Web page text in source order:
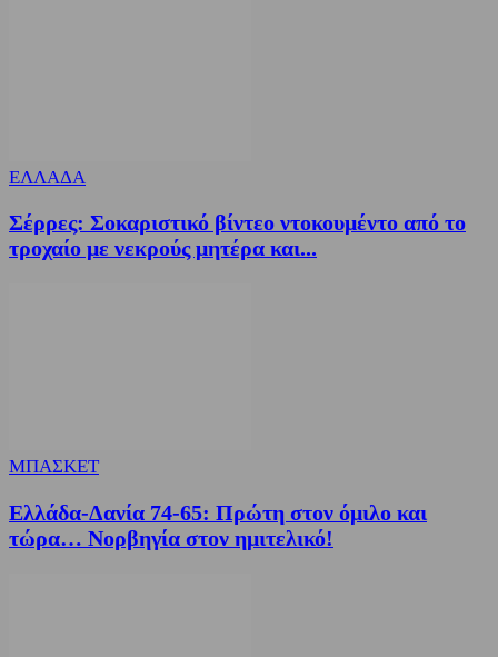
ΕΛΛΑΔΑ
Σέρρες: Σοκαριστικό βίντεο ντοκουμέντο από το
τροχαίο με νεκρούς μητέρα και...
ΜΠΑΣΚΕΤ
Ελλάδα-Δανία 74-65: Πρώτη στον όμιλο και
τώρα… Νορβηγία στον ημιτελικό!